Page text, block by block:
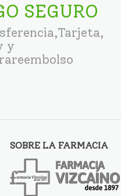
SEGURO
y
SOBRE LA FARMACIA